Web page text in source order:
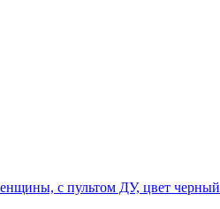
с пультом ДУ, цвет черный